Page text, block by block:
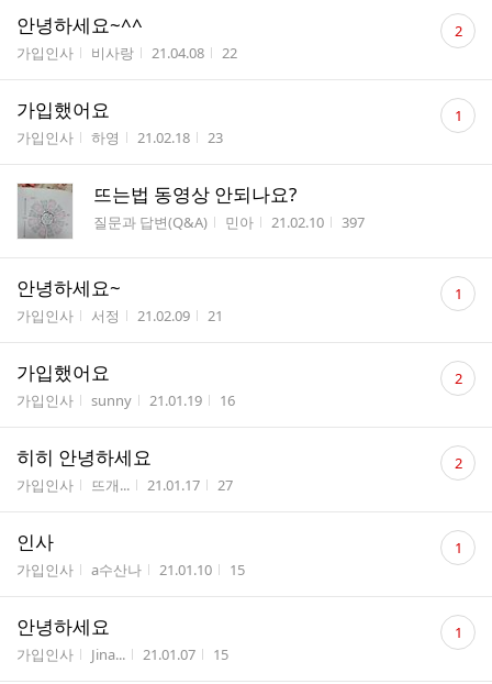
안녕하세요~^^
게시판명
가입인사 작성자
비사랑 작성시간
21.04.08 조회수
22
댓
글 2
가입했어요
게시판명
가입인사 작성자
하영 작성시간
21.02.18 조회수
23
댓
글 1
뜨는법 동영상 안되나요?
게시판명
질문과 답변(Q&A) 작성자
민아 작성시간
21.02.10 조회수
397
안녕하세요~
게시판명
가입인사 작성자
서정 작성시간
21.02.09 조회수
21
댓
글 1
가입했어요
게시판명
가입인사 작성자
sunny 작성시간
21.01.19 조회수
16
댓
글 2
히히 안녕하세요
게시판명
가입인사 작성자
뜨개... 작성시간
21.01.17 조회수
27
댓
글 2
인사
게시판명
가입인사 작성자
a수산나 작성시간
21.01.10 조회수
15
댓
글 1
안녕하세요
게시판명
가입인사 작성자
Jina... 작성시간
21.01.07 조회수
15
댓
글 1